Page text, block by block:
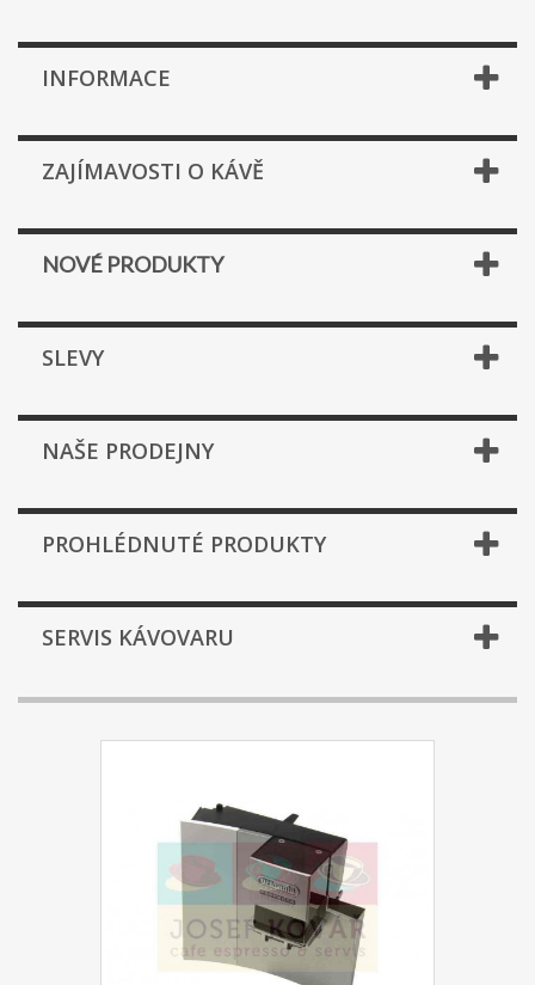
INFORMACE
ZAJÍMAVOSTI O KÁVĚ
NOVÉ PRODUKTY
SLEVY
NAŠE PRODEJNY
PROHLÉDNUTÉ PRODUKTY
SERVIS KÁVOVARU